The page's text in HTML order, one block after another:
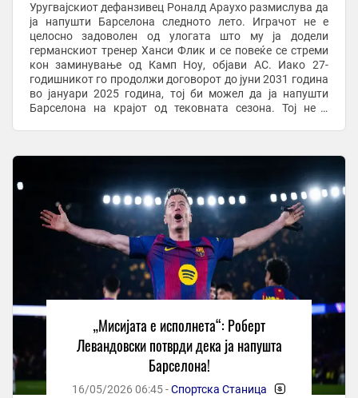
Уругвајскиот дефанзивец Роналд Араухо размислува да
ја напушти Барселона следното лето. Играчот не е
целосно задоволен од улогата што му ја додели
германскиот тренер Ханси Флик и се повеќе се стреми
кон заминување од Камп Ноу, објави АС. Иако 27-
годишникот го продолжи договорот до јуни 2031 година
во јануари 2025 година, тој би можел да ја напушти
Барселона на крајот од тековната сезона. Тој не е
„Мисијата е исполнета“: Роберт
Левандовски потврди дека ја напушта
Барселона!
16/05/2026 06:45 -Спортска Станица -